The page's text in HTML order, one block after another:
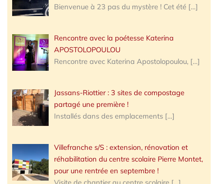
Bienvenue à 23 pas du mystère ! Cet été […]
Rencontre avec la poétesse Katerina
APOSTOLOPOULOU
Rencontre avec Katerina Apostolopoulou, […]
Jassans-Riottier : 3 sites de compostage
partagé une première !
Installés dans des emplacements […]
Villefranche s/S : extension, rénovation et
réhabilitation du centre scolaire Pierre Montet,
pour une rentrée en septembre !